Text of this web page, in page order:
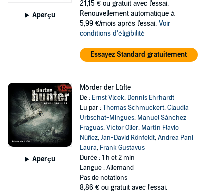
Aperçu
21,15 € ou gratuit avec l'essai.
Renouvellement automatique à
5,99 €/mois après l'essai. Voir
conditions d'éligibilité
Essayez Standard gratuitement
Aperçu
Mörder der Lüfte
De : Ernst Vlcek, Dennis Ehrhardt
Lu par :Thomas Schmuckert,Claudia
Urbschat-Mingues, Manuel Sánchez
Fraguas,Víctor Oller, Martín Flavio
Núñez,Jan-David Rönfeldt,Andrea Pani
Laura, Frank Gustavus
Durée : 1 h et 2 min
Langue : Allemand
Pas de notations
8,86 € ou gratuit avec l'essai.